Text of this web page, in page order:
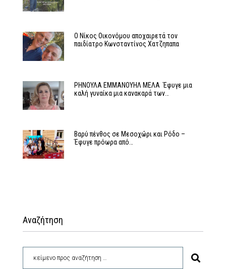
Ο Νίκος Οικονόμου αποχαιρετά τον
παιδίατρο Κωνσταντίνος Χατζηπαπα
ΡΗΝΟΥΛΑ ΕΜΜΑΝΟΥΗΛ ΜΕΛΑ Έφυγε μια
καλή γυναίκα μια κανακαρά των…
Βαρύ πένθος σε Μεσοχώρι και Ρόδο –
Έφυγε πρόωρα από…
Αναζήτηση